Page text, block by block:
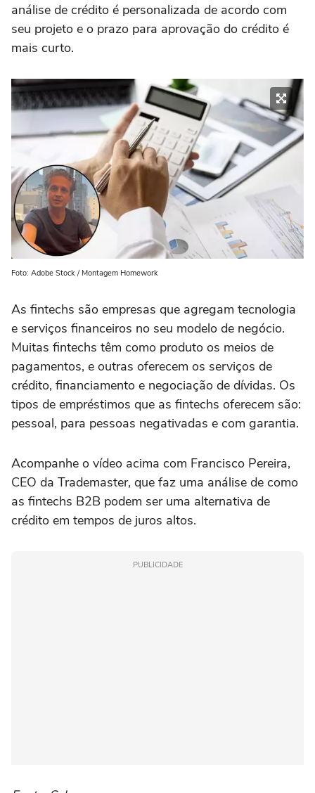
análise de crédito é personalizada de acordo com
seu projeto e o prazo para aprovação do crédito é
mais curto.
Foto: Adobe Stock / Montagem Homework
As fintechs são empresas que agregam tecnologia
e serviços financeiros no seu modelo de negócio.
Muitas fintechs têm como produto os meios de
pagamentos, e outras oferecem os serviços de
crédito, financiamento e negociação de dívidas. Os
tipos de empréstimos que as fintechs oferecem são:
pessoal, para pessoas negativadas e com garantia.
Acompanhe o vídeo acima com Francisco Pereira,
CEO da Trademaster, que faz uma análise de como
as fintechs B2B podem ser uma alternativa de
crédito em tempos de juros altos.
PUBLICIDADE